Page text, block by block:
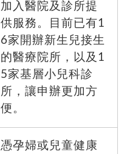
加入醫院及診所提
供服務。目前已有1
6家開辦新生兒接生
的醫療院所，以及1
5家基層小兒科診
所，讓申辦更加方
便。
憑孕婦或兒童健康